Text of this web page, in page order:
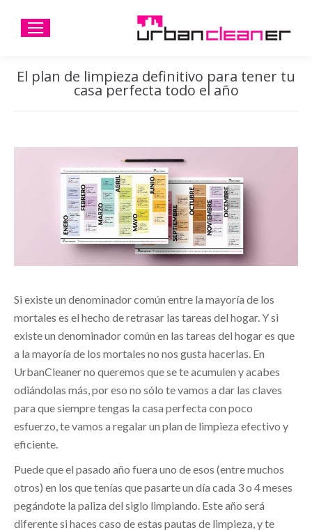
El plan de limpieza definitivo para tener tu
casa perfecta todo el año
Si existe un denominador común entre la mayoría de los
mortales es el hecho de retrasar las tareas del hogar. Y si
existe un denominador común en las tareas del hogar es que
a la mayoría de los mortales no nos gusta hacerlas. En
UrbanCleaner no queremos que se te acumulen y acabes
odiándolas más, por eso no sólo te vamos a dar las claves
para que siempre tengas la casa perfecta con poco
esfuerzo, te vamos a regalar un plan de limpieza efectivo y
eficiente.
Puede que el pasado año fuera uno de esos (entre muchos
otros) en los que tenías que pasarte un día cada 3 o 4 meses
pegándote la paliza del siglo limpiando. Este año será
diferente si haces caso de estas pautas de limpieza, y te